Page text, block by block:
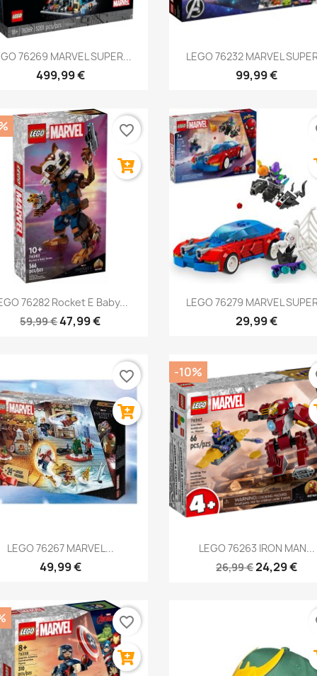
Anteprima
76269 MARVEL SUPER...
499,99 €
Anteprima
LEGO 76232 MARVEL
99,99 €
Anteprima
76282 Rocket E Baby...
59,99 €47,99 €
favorite_border
Anteprima
LEGO 76279 MARVEL
29,99 €
Anteprima
LEGO 76267 MARVEL...
49,99 €
favorite_border
Anteprima
LEGO 76263 IRON MAN...
26,99 €24,29 €
-10%
favorite_border